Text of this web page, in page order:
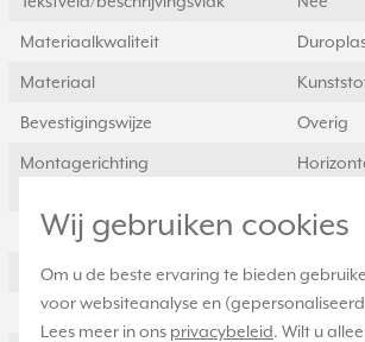
Wij gebruiken cookies
Om u de beste ervaring te bieden
voor websiteanalyse en
Lees meer in ons privacybeleid. Wilt u
Materiaalkwaliteit
Materiaal
Bevestigingswijze Overig
Montagerichting
RAL-nummer (vergelijkbaar) 7035
Slagvastheid IK00
Beschermingsgraad (IP) IP21